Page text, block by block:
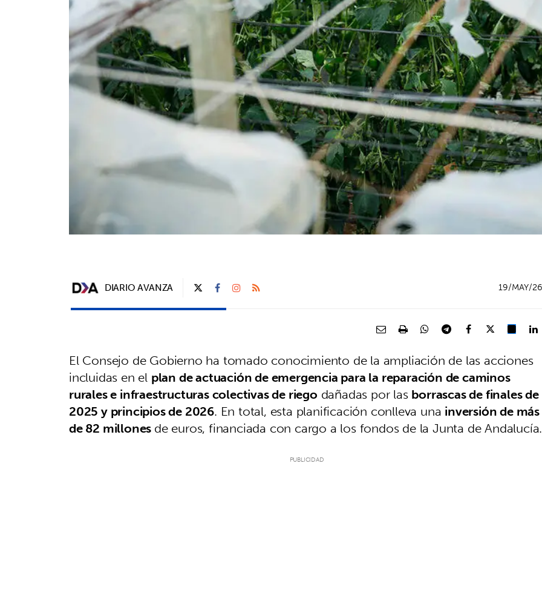
DIARIO AVANZA 19/MAY/26
El Consejo de Gobierno ha tomado conocimiento de la ampliación de las acciones
incluidas en el plan de actuación de emergencia para la reparación de caminos
rurales e infraestructuras colectivas de riego dañadas por lasborrascas de finales de
2025 y principios de 2026. En total, esta planificación conlleva una inversión de más
de 82 millonesde euros, financiada con cargo a los fondos de la Junta de Andalucía.